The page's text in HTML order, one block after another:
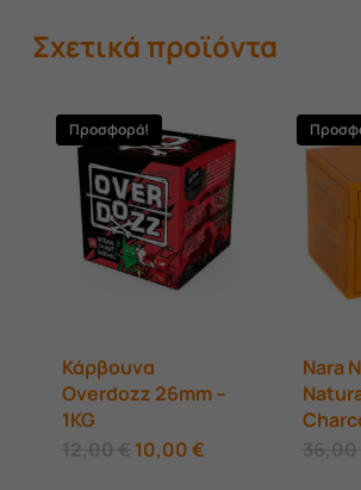
Σχετικά προϊόντα
Προσφορά!
Κάρβουνα
Overdozz 26mm –
1KG
12,00€ Original
price
10,00€Η
Nara
36,00